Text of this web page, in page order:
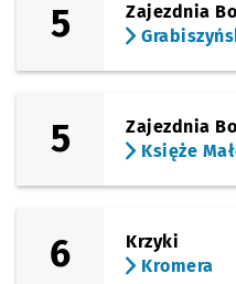
5
Zajezdnia
5
Zajezdnia
Księże
6
Krzyki
Kromera